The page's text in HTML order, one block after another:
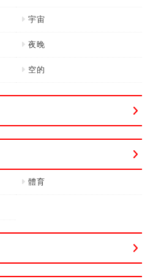
宇宙
夜晚
空的
體育